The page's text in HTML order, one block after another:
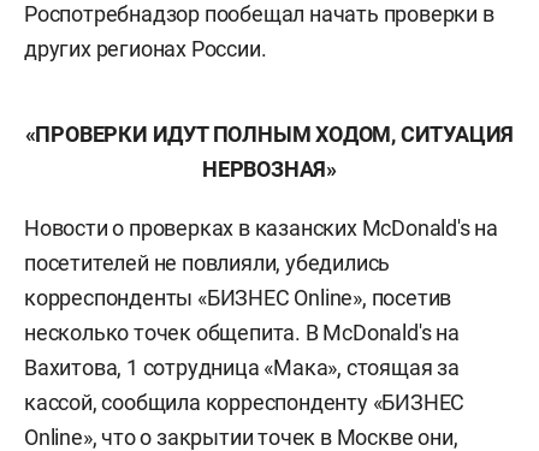
Роспотребнадзор пообещал начать проверки в
других регионах России.
«ПРОВЕРКИ ИДУТ ПОЛНЫМ ХОДОМ, СИТУАЦИЯ
НЕРВОЗНАЯ»
Новости о проверках в казанских МсDonald's на
посетителей не повлияли, убедились
корреспонденты «БИЗНЕС Online», посетив
несколько точек общепита. В МсDonald's на
Вахитова, 1 сотрудница «Мака», стоящая за
кассой, сообщила корреспонденту «БИЗНЕС
Online», что о закрытии точек в Москве они,